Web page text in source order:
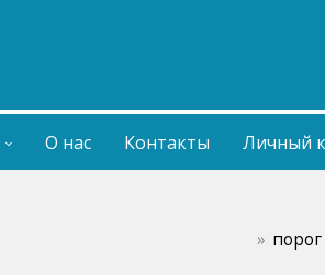
О нас Контакты Личный